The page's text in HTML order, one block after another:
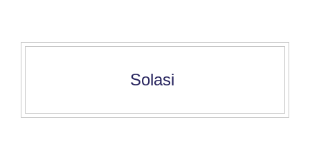
Solasi